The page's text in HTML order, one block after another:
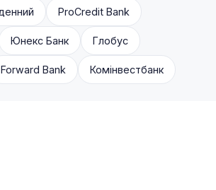
ProCredit Bank
Юнекс Банк Глобус
Forward Bank Комінвестбанк